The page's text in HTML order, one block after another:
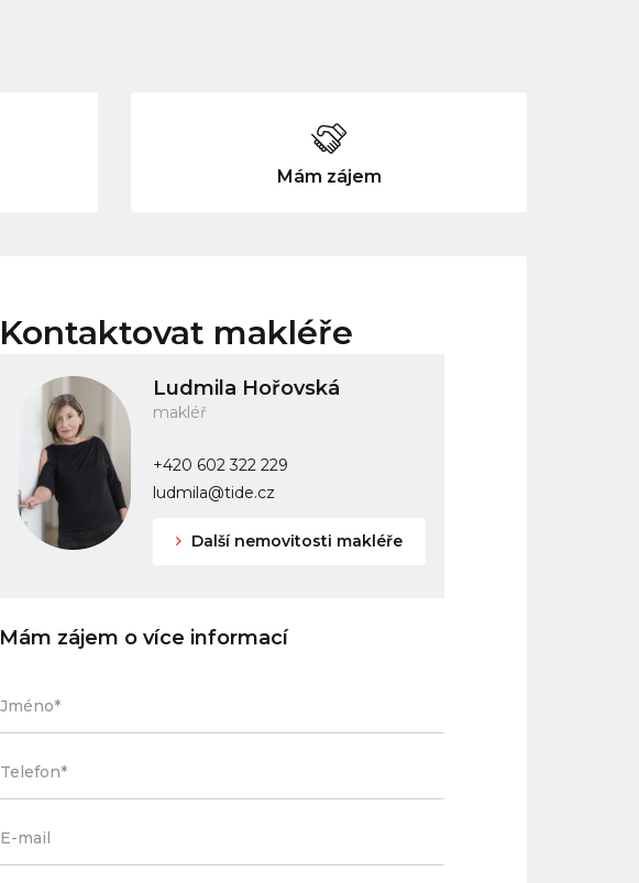
Mám zájem
Kontaktovat makléře
Ludmila Hořovská
makléř
+420 602 322 229
ludmila@tide.cz
Další nemovitosti makléře
Mám zájem o více informací